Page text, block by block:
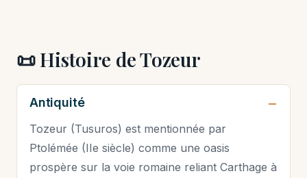
📜 Histoire de Tozeur
Antiquité
Tozeur (Tusuros) est mentionnée par
Ptolémée (IIe siècle) comme une oasis
prospère sur la voie romaine reliant Carthage à